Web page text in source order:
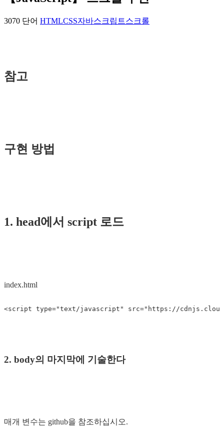
3070 단어 HTMLCSS자바스크립트스크롤
참고
구현 방법
1. head에서 script 로드
index.html
<script type="text/javascript" src="https://
2. body의 마지막에 기술한다
매개 변수는 github을 참조하십시오.